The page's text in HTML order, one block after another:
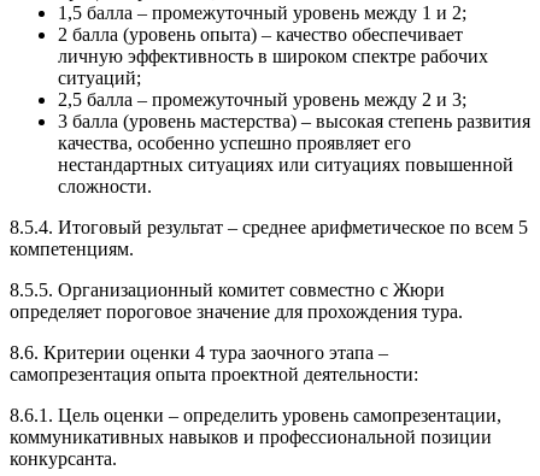
1,5 балла – промежуточный уровень между 1 и 2;
2 балла (уровень опыта) – качество обеспечивает
личную эффективность в широком спектре рабочих
ситуаций;
2,5 балла – промежуточный уровень между 2 и 3;
3 балла (уровень мастерства) – высокая степень развития
качества, особенно успешно проявляет его
нестандартных ситуациях или ситуациях повышенной
сложности.
8.5.4. Итоговый результат – среднее арифметическое по всем 5
компетенциям.
8.5.5. Организационный комитет совместно с Жюри
определяет пороговое значение для прохождения тура.
8.6. Критерии оценки 4 тура заочного этапа –
самопрезентация опыта проектной деятельности:
8.6.1. Цель оценки – определить уровень самопрезентации,
коммуникативных навыков и профессиональной позиции
конкурсанта.